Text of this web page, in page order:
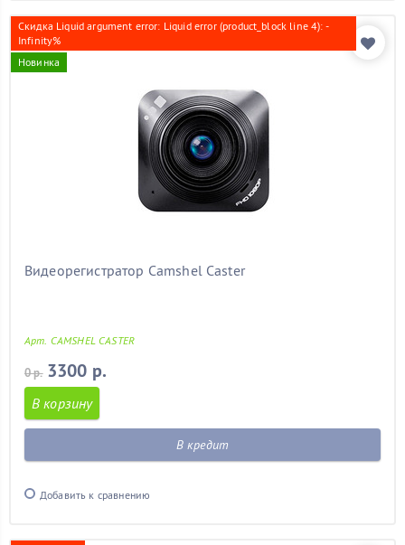
Скидка Liquid argument error: Liquid error (product_block line 4): -
Infinity%
Новинка
Видеорегистратор Camshel Caster
Арт. CAMSHEL CASTER
0 р. 3300 р.
В корзину
В кредит
Добавить к сравнению